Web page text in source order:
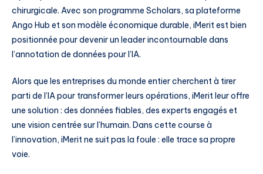
chirurgicale. Avec son programme Scholars, sa plateforme
Ango Hub et son modèle économique durable, iMerit est bien
positionnée pour devenir un leader incontournable dans
l’annotation de données pour l’IA.
Alors que les entreprises du monde entier cherchent à tirer
parti de l’IA pour transformer leurs opérations, iMerit leur offre
une solution : des données fiables, des experts engagés et
une vision centrée sur l’humain. Dans cette course à
l’innovation, iMerit ne suit pas la foule : elle trace sa propre
voie.